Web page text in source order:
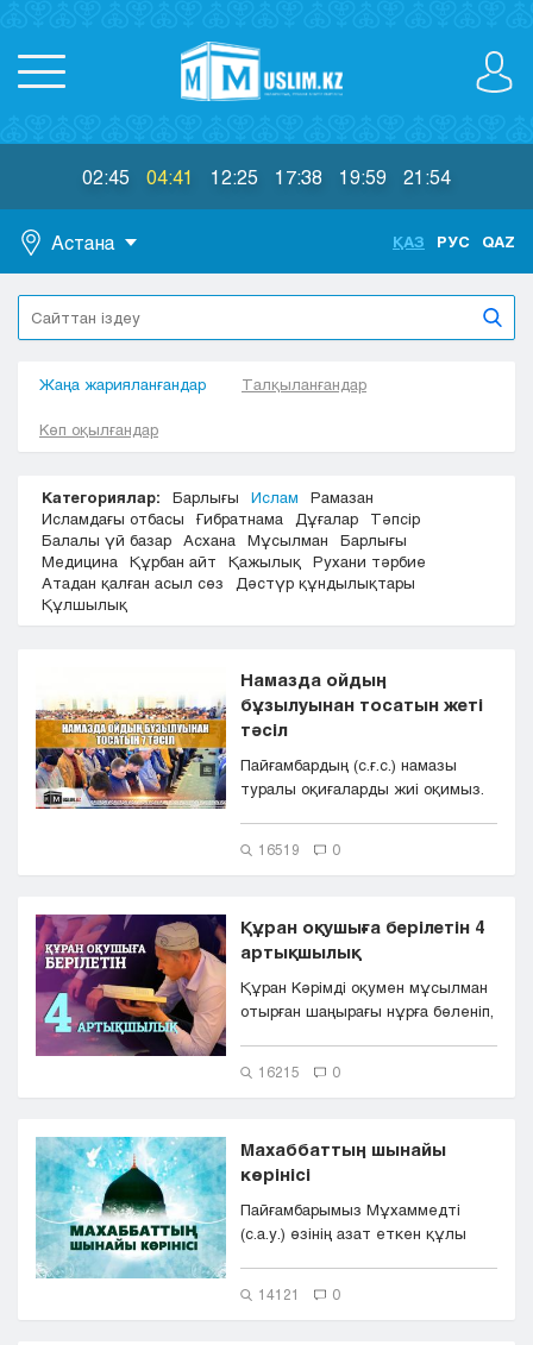
02:45 04:41 12:25 17:38 19:59 21:54
Астана
Астана
Алматы
Актобе
Жезказган
Кокшетау
Костанай
Кызылорда
Павлодар
Петропавловск
Тараз
Туркестан
Уральск
Усть-Каменогорск
Шымкент
ҚАЗ РУС QAZ
Жаңа жарияланғандар Талқыланғандар
Көп оқылғандар
Категориялар: Барлығы Ислам
Рамазан
Исламдағы отбасы
Ғибратнама Дұғалар
Тәпсір
Балалы үй базар
Асхана Мұсылман
Барлығы
Медицина
Құрбан айт Қажылық
Рухани тәрбие
Атадан қалған асыл сөз
Дәстүр құндылықтары
Құлшылық
Намазда ойдың
бұзылуынан тосатын жеті
тәсіл
Пайғамбардың (с.ғ.с.) намазы
туралы оқиғаларды жиі оқимыз.
16519 0
Құран оқушыға берілетін 4
артықшылық
Құран Кәрімді оқумен мұсылман
отырған шаңырағы нұрға бөленіп,
16215 0
Махаббаттың шынайы
көрінісі
Пайғамбарымыз Мұхаммедті
(с.а.у.) өзінің азат еткен құлы
14121 0